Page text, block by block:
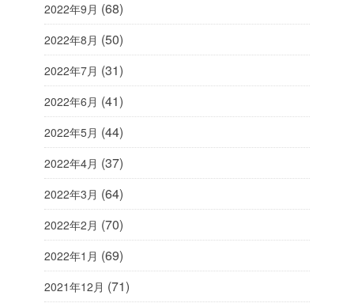
2022年9月 (68)
2022年8月 (50)
2022年7月 (31)
2022年6月 (41)
2022年5月 (44)
2022年4月 (37)
2022年3月 (64)
2022年2月 (70)
2022年1月 (69)
2021年12月 (71)